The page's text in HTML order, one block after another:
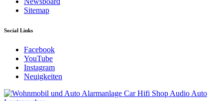
Sitemap
Social Links
Facebook
YouTube
Instagram
Neuigkeiten